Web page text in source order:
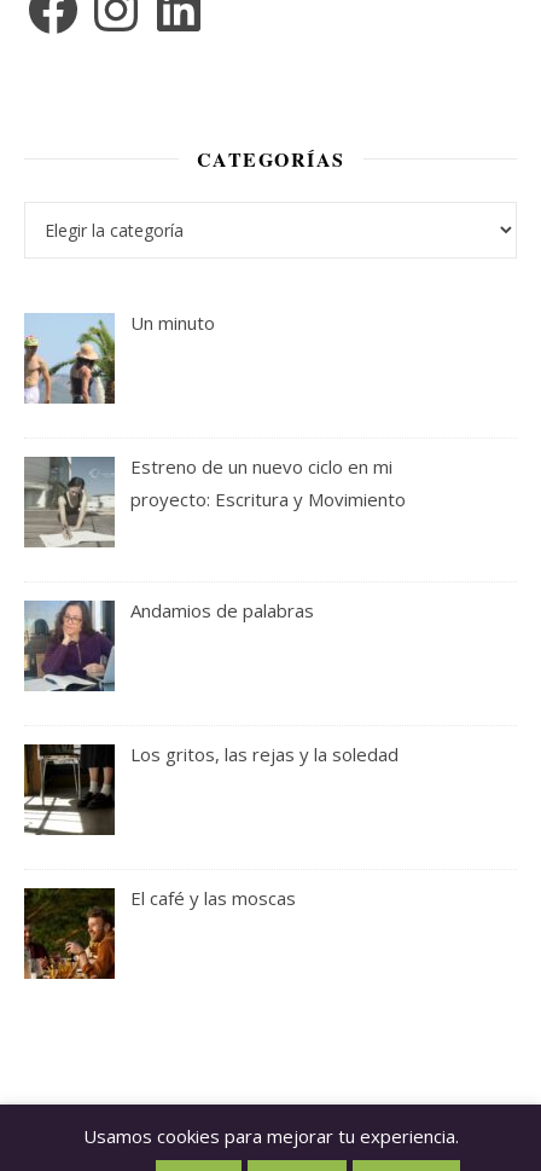
CATEGORÍAS
Categorías
Un minuto
Estreno de un nuevo ciclo en mi
proyecto: Escritura y Movimiento
Andamios de palabras
Los gritos, las rejas y la soledad
El café y las moscas
Usamos cookies para mejorar tu experiencia.